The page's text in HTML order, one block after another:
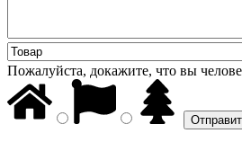
Пожалуйста, докажите, что вы